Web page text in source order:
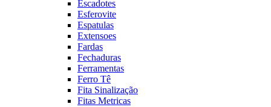
Escadotes
Esferovite
Espatulas
Extensoes
Fardas
Fechaduras
Ferramentas
Ferro Tê
Fita Sinalização
Fitas Metricas